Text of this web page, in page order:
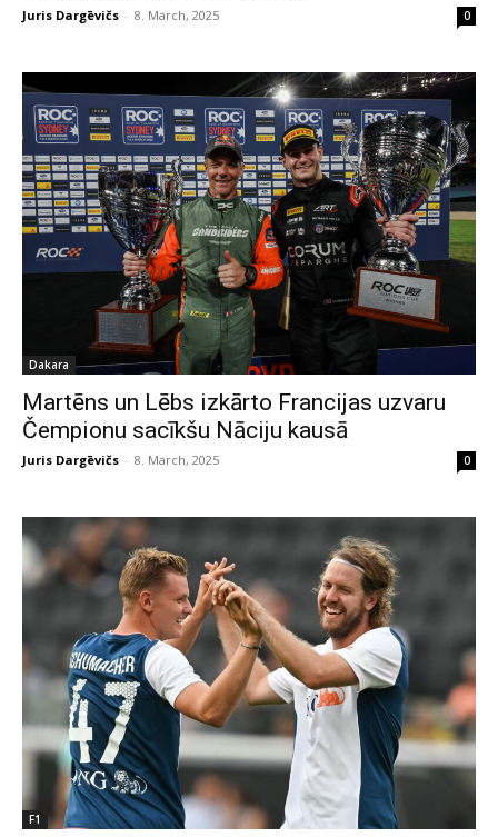
Juris Dargēvičs - 8. March, 2025 0
Dakara
Martēns un Lēbs izkārto Francijas uzvaru
Čempionu sacīkšu Nāciju kausā
Juris Dargēvičs - 8. March, 2025 0
F1